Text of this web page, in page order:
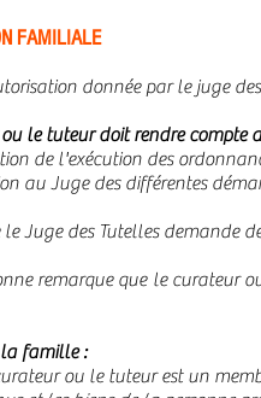
FAMILIALE
donnée par le juge
le tuteur doit rendre compte
de l'exécution des
au Juge des différentes
Juge des Tutelles demande
remarque que le curateur
famille :
ou le tuteur est un